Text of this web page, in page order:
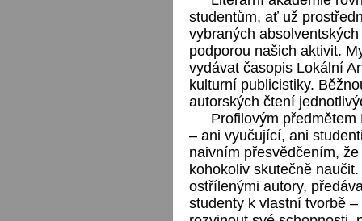
studentům, ať už
vybraných
podporou našich aktivit.
vydávat časopis Lokální
kulturní publicistiky.
autorských čtení
Profilovým
– ani vyučující, ani
naivním přesvědčením,
kohokoliv skutečně
ostřílenými autory,
studenty k vlastní tvorbě